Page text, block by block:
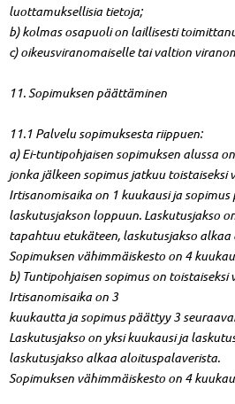
luottamuksellisia tietoja;
b) kolmas osapuoli on laillisesti
c) oikeusviranomaiselle tai valtion
11. Sopimuksen päättäminen
11.1 Palvelu sopimuksesta riippuen:
a) Ei-tuntipohjaisen sopimuksen alussa
jonka jälkeen sopimus jatkuu toistaiseksi
Irtisanomisaika on 1 kuukausi ja
laskutusjakson loppuun. Laskutusjakso
tapahtuu etukäteen, laskutusjakso
Sopimuksen vähimmäiskesto on 4
b) Tuntipohjaisen sopimus on toistaiseksi
Irtisanomisaika on 3
kuukautta ja sopimus päättyy 3
Laskutusjakso on yksi kuukausi ja
laskutusjakso alkaa aloituspalaverista.
Sopimuksen vähimmäiskesto on 4